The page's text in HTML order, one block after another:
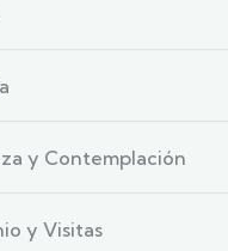
y Contemplación
y Visitas